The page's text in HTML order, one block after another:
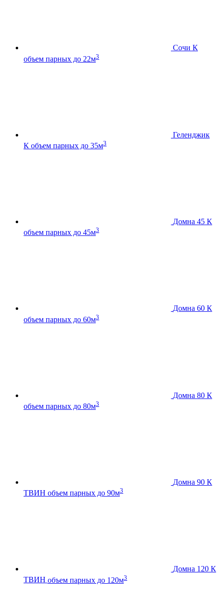
Сочи К
объем парных до 22м3
Геленджик
К объем парных до 35м3
Домна 45 К
объем парных до 45м3
Домна 60 К
объем парных до 60м3
Домна 80 К
объем парных до 80м3
Домна 90 К
ТВИН объем парных до 90м3
Домна 120 К
ТВИН объем парных до 120м3